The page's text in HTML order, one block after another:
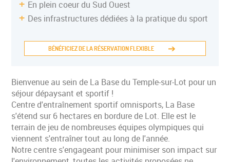
En plein coeur du Sud Ouest
Des infrastructures dédiées à la pratique du sport
BÉNÉFICIEZ DE LA RÉSERVATION FLEXIBLE
Bienvenue au sein de La Base du Temple-sur-Lot pour un
séjour dépaysant et sportif !
Centre d'entraînement sportif omnisports, La Base
s'étend sur 6 hectares en bordure de Lot. Elle est le
terrain de jeu de nombreuses équipes olympiques qui
viennent s'entraîner tout au long de l'année.
Notre centre s'engageant pour minimiser son impact sur